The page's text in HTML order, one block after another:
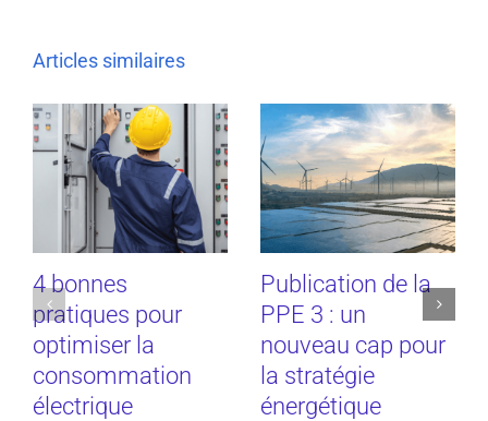
Articles similaires
4 bonnes
pratiques pour
optimiser la
consommation
électrique
Publication de la
PPE 3 : un
nouveau cap pour
la stratégie
énergétique